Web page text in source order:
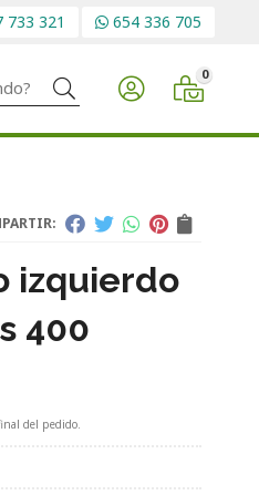
733 321 654 336 705
Buscar 0
izquierdo
400
del pedido.